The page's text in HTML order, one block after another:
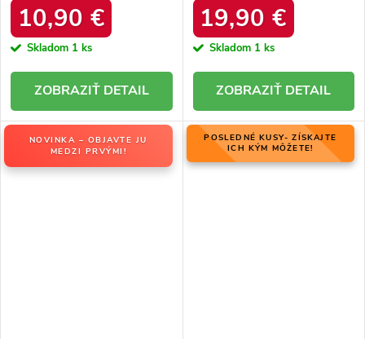
produktu VL226P GREEN
10,90 €
Skladom 1 ks
DETAIL
19,90 €
Skladom 1 ks
DETAIL
NOVINKA – OBJAVTE JU
MEDZI PRVÝMI!
POSLEDNÉ KUSY- ZÍSKAJTE
ICH KÝM MÔŽETE!